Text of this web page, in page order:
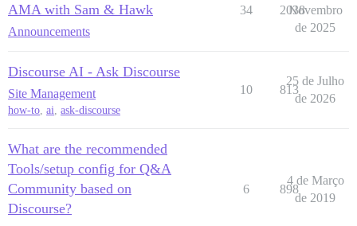
AMA with Sam & Hawk
Announcements
34 2038
Novembro
de 2025
Discourse AI - Ask Discourse
Site Management
how-to, ai, ask-discourse
10 813
25 de Julho
de 2026
What are the recommended
Tools/setup config for Q&A
Community based on
Discourse?
6 898
4 de Março
de 2019